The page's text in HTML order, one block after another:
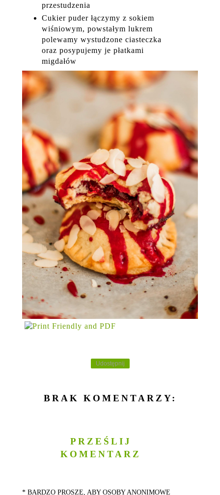
przestudzenia
Cukier puder łączymy z sokiem
wiśniowym, powstałym lukrem
polewamy wystudzone ciasteczka
oraz posypujemy je płatkami
migdałów
Udostępnij
BRAK KOMENTARZY:
PRZEŚLIJ
KOMENTARZ
* BARDZO PROSZĘ, ABY OSOBY ANONIMOWE